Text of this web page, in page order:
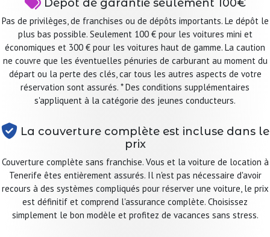
Dépôt de garantie seulement 100€
Pas de privilèges, de franchises ou de dépôts importants. Le dépôt le
plus bas possible. Seulement 100 € pour les voitures mini et
économiques et 300 € pour les voitures haut de gamme. La caution
ne couvre que les éventuelles pénuries de carburant au moment du
départ ou la perte des clés, car tous les autres aspects de votre
réservation sont assurés. * Des conditions supplémentaires
s'appliquent à la catégorie des jeunes conducteurs.
La couverture complète est incluse dans le
prix
Couverture complète sans franchise. Vous et la voiture de location à
Tenerife êtes entièrement assurés. Il n'est pas nécessaire d'avoir
recours à des systèmes compliqués pour réserver une voiture, le prix
est définitif et comprend l'assurance complète. Choisissez
simplement le bon modèle et profitez de vacances sans stress.